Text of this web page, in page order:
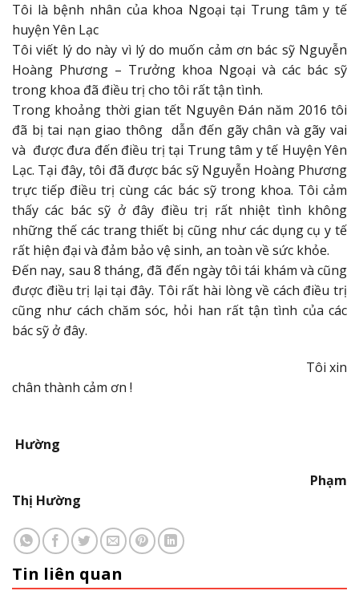
Tôi là bệnh nhân của khoa Ngoại tại Trung tâm y tế
huyện Yên Lạc
Tôi viết lý do này vì lý do muốn cảm ơn bác sỹ Nguyễn
Hoàng Phương – Trưởng khoa Ngoại và các bác sỹ
trong khoa đã điều trị cho tôi rất tận tình.
Trong khoảng thời gian tết Nguyên Đán năm 2016 tôi
đã bị tai nạn giao thông dẫn đến gãy chân và gãy vai
và được đưa đến điều trị tại Trung tâm y tế Huyện Yên
Lạc. Tại đây, tôi đã được bác sỹ Nguyễn Hoàng Phương
trực tiếp điều trị cùng các bác sỹ trong khoa. Tôi cảm
thấy các bác sỹ ở đây điều trị rất nhiệt tình không
những thế các trang thiết bị cũng như các dụng cụ y tế
rất hiện đại và đảm bảo vệ sinh, an toàn về sức khỏe.
Đến nay, sau 8 tháng, đã đến ngày tôi tái khám và cũng
được điều trị lại tại đây. Tôi rất hài lòng về cách điều trị
cũng như cách chăm sóc, hỏi han rất tận tình của các
bác sỹ ở đây.
Tôi xin
chân thành cảm ơn !
Hường
Phạm
Thị Hường
Tin liên quan